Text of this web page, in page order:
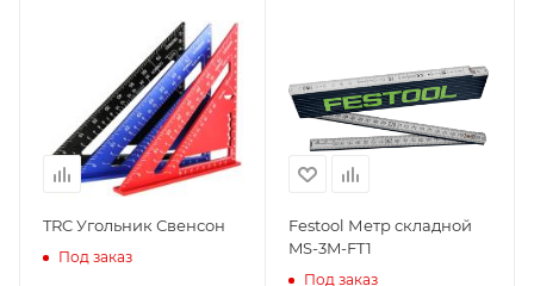
TRC Угольник Свенсон
Под заказ
Festool Метр складной
MS-3M-FT1
Под заказ